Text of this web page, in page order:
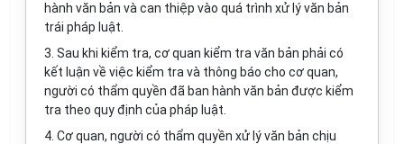
hành văn bản và can thiệp vào quá trình xử lý văn bản
trái pháp luật.
3. Sau khi kiểm tra, cơ quan kiểm tra văn bản phải có
kết luận về việc kiểm tra và thông báo cho cơ quan,
người có thẩm quyền đã ban hành văn bản được kiểm
tra theo quy định của pháp luật.
4. Cơ quan, người có thẩm quyền xử lý văn bản chịu